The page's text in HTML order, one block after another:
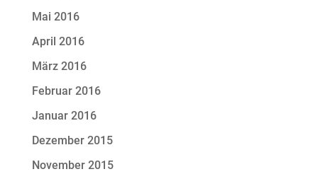
Mai 2016
April 2016
März 2016
Februar 2016
Januar 2016
Dezember 2015
November 2015